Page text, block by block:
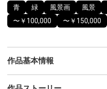
青 緑 風景画 風景
〜￥100,000
〜￥150,000
作品基本情報
出品者